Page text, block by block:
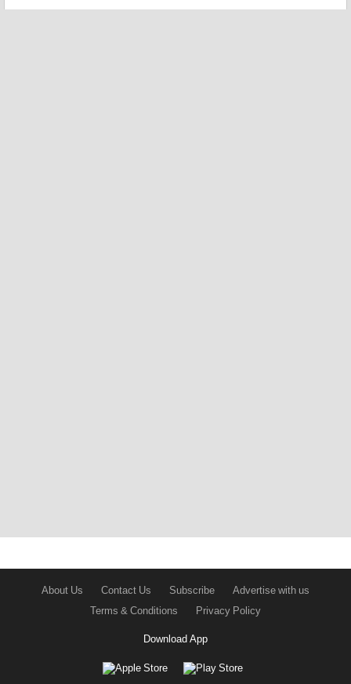
About Us Contact Us Subscribe
Advertise with us
Terms & Conditions
Privacy Policy
Download App